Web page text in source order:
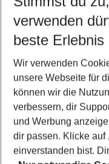
Wähle deinen
2 Erwachsene
verwenden
beste Erlebnis
Wir verwenden
unsere Webseite für
können wir die
verbessern, dir
und Werbung
dir passen. Klicke auf
einverstanden bist.